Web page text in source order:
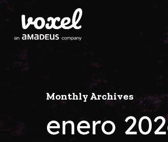
Monthly Archives
enero